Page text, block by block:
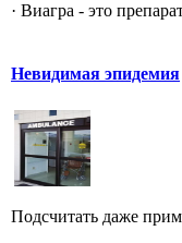
· Виагра - это
Невидимая эпидемия
Подсчитать даже